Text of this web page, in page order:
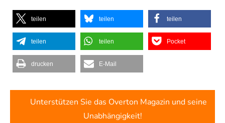
teilen teilen teilen
teilen teilen Pocket
drucken E-Mail
Unterstützen Sie das Overton Magazin und seine
Unabhängigkeit!